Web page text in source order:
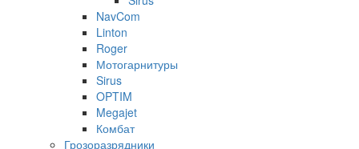
NavCom
Linton
Roger
Мотогарнитуры
Sirus
OPTIM
Megajet
Комбат
Грозоразрядники